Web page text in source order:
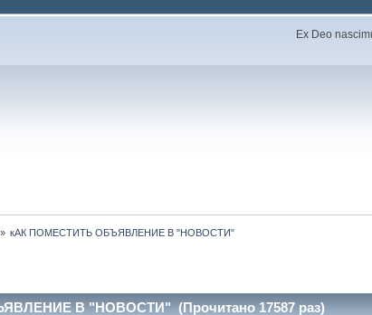
Ex Deo
» кАК ПОМЕСТИТЬ ОБЪЯВЛЕНИЕ В "НОВОСТИ"
В "НОВОСТИ" (Прочитано 17587 раз)